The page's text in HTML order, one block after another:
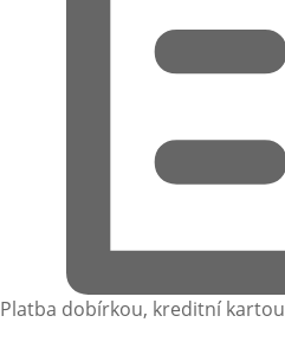
Platba dobírkou, kreditní kartou